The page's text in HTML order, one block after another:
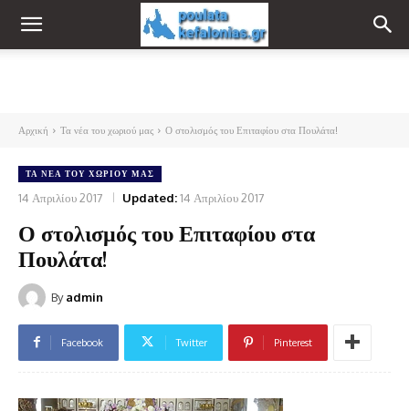
Αρχική Τα νέα του χωριού μας Ο στολισμός του Επιταφίου στα Πουλάτα!
ΤΑ ΝΈΑ ΤΟΥ ΧΩΡΙΟΎ ΜΑΣ
14 Απριλίου 2017 Updated:14 Απριλίου 2017
Ο στολισμός του Επιταφίου στα
Πουλάτα!
By admin
Facebook Twitter Pinterest